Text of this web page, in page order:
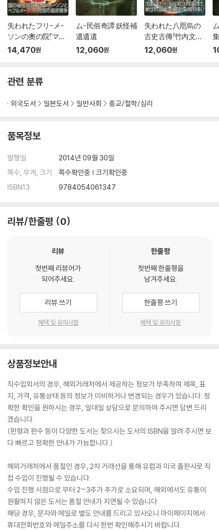
失われたフリ-メ-
ソンの奧の院「マン
島」
14,470원
ム-民俗奇譚 妖怪補
遺遺遺
12,060원
失われた八咫烏の
古史古傳「竹內文書」
の謎
12,060원
관련 분류
외국도서 일본도서 일반사회 종교/철학/심리
품목정보
발행일
2014년 09월 30일
쪽수, 무게, 크기
쪽수확인중 | 크기확인중
ISBN13
9784054061347
리뷰/한줄평 0
리뷰
첫번째 리뷰어가
되어주세요.
리뷰 쓰기
혜택 및 유의사항
한줄평
첫번째 한줄평을
남겨주세요.
한줄평 쓰기
혜택 및 유의사항
상품정보안내
직수입외서의 경우, 해외거래처에서 제공하는 정보가 부족하여 제목, 표
지, 가격, 유통상태 등의 정보가 미비하거나 변경되는 경우가 있습니다. 정
확한 확인을 원하시는 경우, 일대일 상담으로 문의하여 주시면 답변 드리
겠습니다.
(판형과 판수 등이 다양한 도서는 찾으시는 도서의 ISBN을 알려 주시면 보
다 빠르고 정확한 안내가 가능합니다.)
해외거래처에서 품절인 경우, 2차 거래선을 통해 유럽과 미국 출판사로 직
접 수입이 진행될 수 있습니다.
수입 진행 시점으로 부터 2~3주가 추가로 소요되며, 해외에서도 유통이
원활하지 않은 도서는 품절 안내가 지연될 수 있습니다.
해당 경우, 문자와 메일로 별도 안내를 드리고 있사오니 마이페이지에서
휴대전화번호와 메일주소를 다시 한번 확인해주시기 바랍니다.